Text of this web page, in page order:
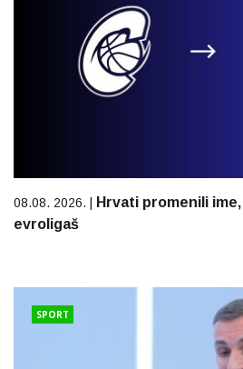
08.08. 2026. |
Hrvati promenili
evroligaš
SPORT